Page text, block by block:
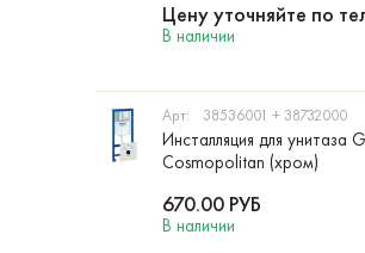
В наличии
Цену уточняйте по
Инсталляция для унитаза
Cosmopolitan (хром)
Арт: 38536001 + 38732000
В наличии
670.00 РУБ